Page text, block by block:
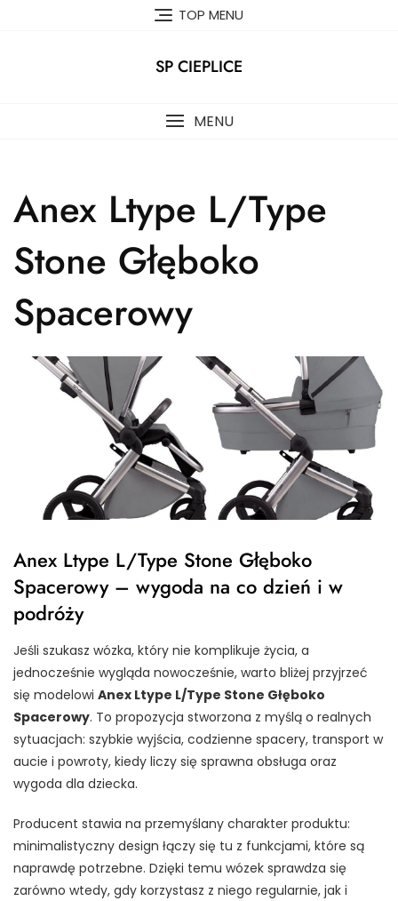
TOP MENU
SP CIEPLICE
MENU
Anex Ltype L/Type
Stone Głęboko
Spacerowy
Anex Ltype L/Type Stone Głęboko
Spacerowy – wygoda na co dzień i w
podróży
Jeśli szukasz wózka, który nie komplikuje życia, a
jednocześnie wygląda nowocześnie, warto bliżej przyjrzeć
się modelowi Anex Ltype L/Type Stone Głęboko
Spacerowy. To propozycja stworzona z myślą o realnych
sytuacjach: szybkie wyjścia, codzienne spacery, transport w
aucie i powroty, kiedy liczy się sprawna obsługa oraz
wygoda dla dziecka.
Producent stawia na przemyślany charakter produktu:
minimalistyczny design łączy się tu z funkcjami, które są
naprawdę potrzebne. Dzięki temu wózek sprawdza się
zarówno wtedy, gdy korzystasz z niego regularnie, jak i